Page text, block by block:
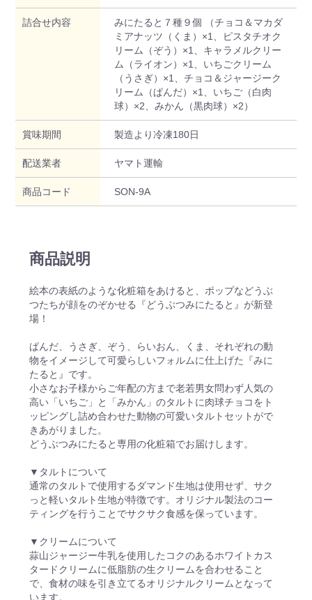
詰合せ内容
みにたると７種９個 （チョコ＆マカダ
ミアナッツ（くま）×1、ピスタチオク
リーム（ぞう）×1、キャラメルクリー
ム（ライオン）×1、いちごクリーム
（うさぎ）×1、チョコ＆ジャージーク
リーム（ぱんだ）×1、いちご（白肉
球）×2、みかん（黒肉球）×2）
賞味期間 製造より冷凍180日
配送業者 ヤマト運輸
商品コード SON-9A
商品説明
絵本の表紙のような化粧箱をあけると、ポップなどうぶ
つたちが顔をのぞかせる『どうぶつみにたると』が新登
場！
ぱんだ、うさぎ、ぞう、らいおん、くま、それぞれの動
物をイメージして可愛らしいフォルムに仕上げた『みに
たると』です。
小さなお子様からご年配の方まで老若男女問わず人気の
高い「いちご」と「みかん」のタルトに肉球チョコをト
ッピングし詰め合わせた動物の可愛いタルトセットがで
きあがりました。
どうぶつみにたると専用の化粧箱でお届けします。
▼タルトについて
通常のタルトで使用するダマンド生地は使用せず、サク
っと軽いタルト生地が特徴です。オリジナル製法のコー
ティングを行うことでサクサク食感を保っています。
▼クリームについて
蒜山ジャージー牛乳を使用したコクのあるホワイトカス
タードクリームに低脂肪の生クリームを合わせること
で、食材の味を引き立てるオリジナルクリームとなって
います。